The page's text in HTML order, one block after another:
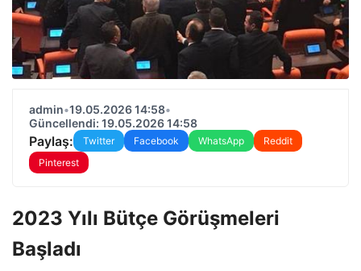
admin•19.05.2026 14:58•
Güncellendi: 19.05.2026 14:58
Paylaş: Twitter Facebook WhatsApp
Reddit
Pinterest
2023 Yılı Bütçe Görüşmeleri
Başladı